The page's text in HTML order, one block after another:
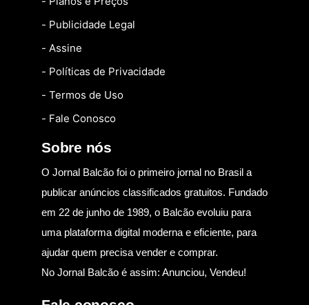
- Publicidade Legal
- Assine
- Políticas de Privacidade
- Termos de Uso
- Fale Conosco
Sobre nós
O Jornal Balcão foi o primeiro jornal no Brasil a
publicar anúncios classificados gratuitos. Fundado
em 22 de junho de 1989, o Balcão evoluiu para
uma plataforma digital moderna e eficiente, para
ajudar quem precisa vender e comprar.
No Jornal Balcão é assim: Anunciou, Vendeu!